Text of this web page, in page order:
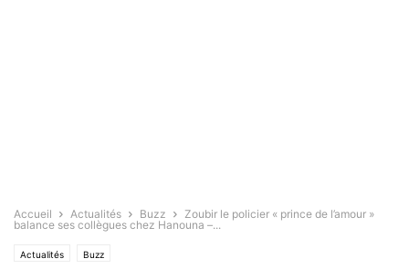
Accueil Actualités Buzz
Zoubir le policier « prince de l’amour »
balance ses collègues chez Hanouna –...
Actualités Buzz